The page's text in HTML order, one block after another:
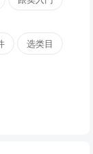
选类目